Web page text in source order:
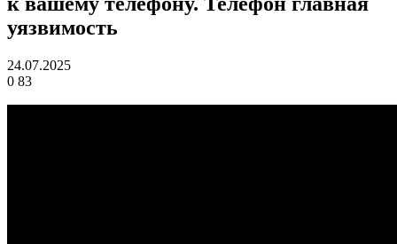
уязвимость
24.07.2025
0 83